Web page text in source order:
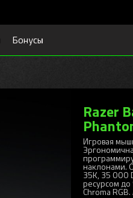
Бонусы
Razer
Игровая
наклонами.
35K, 35 000
ресурсом до
Chroma